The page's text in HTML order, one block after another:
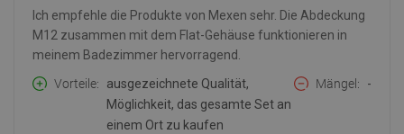
Ich empfehle die Produkte von Mexen sehr. Die Abdeckung
M12 zusammen mit dem Flat-Gehäuse funktionieren in
meinem Badezimmer hervorragend.
Vorteile
ausgezeichnete Qualität,
Möglichkeit, das gesamte Set an
einem Ort zu kaufen
Mängel -